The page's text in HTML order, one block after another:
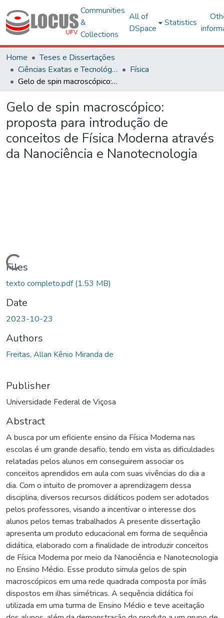
Communities
&
Collections
All of
DSpace
Statistics
Home
Teses e Dissertações
Ciências Exatas e Tecnológicas
Física
Gelo de spin macroscópico: proposta para introdução de conceitos de Física Moderna através da Nanociência e Nanotecnologia
Gelo de spin macroscópico:
proposta para introdução de
conceitos de Física Moderna através
da Nanociência e Nanotecnologia
Loading...
Files
texto completo.pdf(1.53 MB)
Date
2023-10-23
Authors
Freitas, Allan Kênio Miranda de
Publisher
Universidade Federal de Viçosa
Abstract
A busca por um eficiente ensino da Física Moderna nas
escolas é um grande desafio, tendo em vista as dificuldades
relatadas pelos alunos em conseguirem associar os
conceitos aprendidos em aula com suas vivências do dia a
dia. Com o intuito de promover a aprendizagem dessa
disciplina, diversos recursos didáticos podem ser adotados
pelos professores, visando a incentivar o interesse dos
alunos pelos temas trabalhados A presente dissertação
apresenta um produto educacional em forma de sequência
didática, elaborado com a finalidade de introduzir conceitos
de Física Moderna por meio da Nanociência e Nanotecnologia
no Ensino Médio. Esse produto simula gelos de spin
macroscópicos em uma rede quadrada composta por ímãs
dispostos em ilhas simétricas. A sequência didática foi
utilizada em uma turma de Ensino Médio e teve aceitação